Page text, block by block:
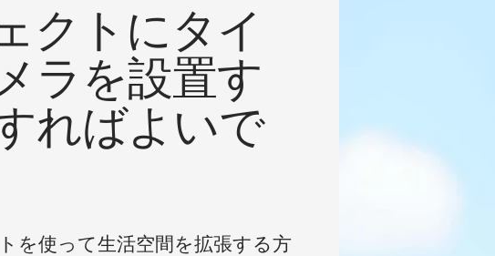
クトにタイ
ラを設置す
ればよいで
を使って生活空間を拡張する方